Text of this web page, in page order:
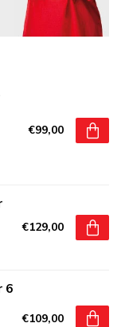
€99,00
€129,00
6
€109,00